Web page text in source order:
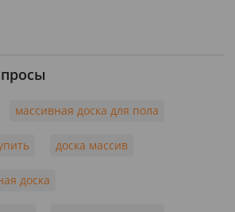
массивная доска для пола
доска массив
доска